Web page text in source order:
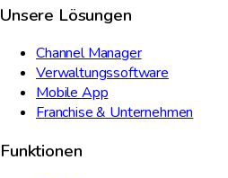
Unsere Lösungen
Channel Manager
Verwaltungssoftware
Mobile App
Franchise & Unternehmen
Funktionen